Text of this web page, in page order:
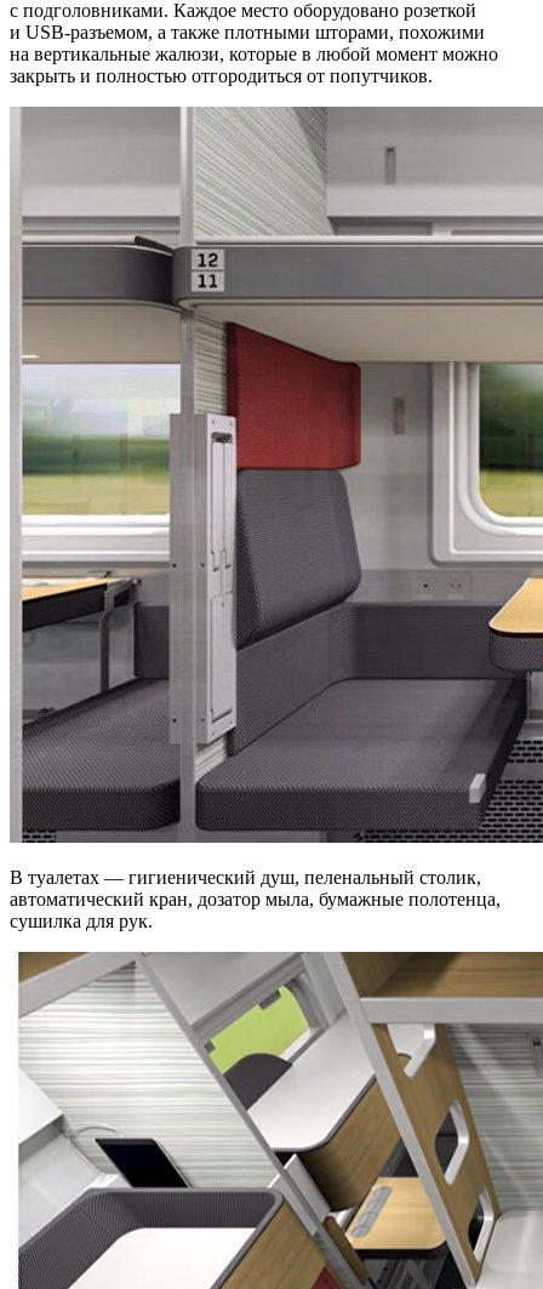
с подголовниками. Каждое место оборудовано розеткой
и USB-разъемом, а также плотными шторами, похожими
на вертикальные жалюзи, которые в любой момент можно
закрыть и полностью отгородиться от попутчиков.
В туалетах — гигиенический душ, пеленальный столик,
автоматический кран, дозатор мыла, бумажные полотенца,
сушилка для рук.